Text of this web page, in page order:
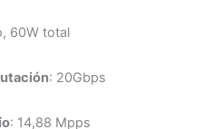
60W total
: 20Gbps
: 14,88 Mpps